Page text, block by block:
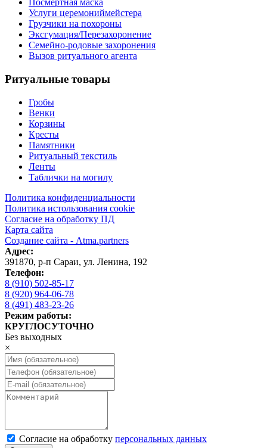
Посмертная маска
Услуги церемониймейстера
Грузчики на похороны
Эксгумация/Перезахоронение
Семейно-родовые захоронения
Вызов ритуального агента
Ритуальные товары
Гробы
Венки
Корзины
Кресты
Памятники
Ритуальный текстиль
Ленты
Таблички на могилу
Политика конфиденциальности
Политика истользования cookie
Согласие на обработку ПД
Карта сайта
Создание сайта - Atma.partners
Адрес:
391870, р-п Сараи, ул. Ленина, 192
Телефон:
8 (910) 502-85-17
8 (920) 964-06-78
8 (491) 483-23-26
Режим работы:
КРУГЛОСУТОЧНО
Без выходных
×
Cогласие на обработку персональных данных